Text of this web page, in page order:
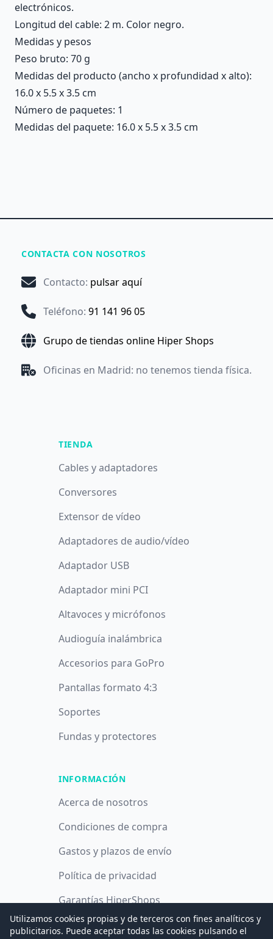
electrónicos.
Longitud del cable: 2 m. Color negro.
Medidas y pesos
Peso bruto: 70 g
Medidas del producto (ancho x profundidad x alto):
16.0 x 5.5 x 3.5 cm
Número de paquetes: 1
Medidas del paquete: 16.0 x 5.5 x 3.5 cm
CONTACTA CON NOSOTROS
Contacto: pulsar aquí
Teléfono: 91 141 96 05
Grupo de tiendas online Hiper Shops
Oficinas en Madrid: no tenemos tienda física.
TIENDA
Cables y adaptadores
Conversores
Extensor de vídeo
Adaptadores de audio/vídeo
Adaptador USB
Adaptador mini PCI
Altavoces y micrófonos
Audioguía inalámbrica
Accesorios para GoPro
Pantallas formato 4:3
Soportes
Fundas y protectores
INFORMACIÓN
Acerca de nosotros
Condiciones de compra
Gastos y plazos de envío
Política de privacidad
Garantías HiperShops
Política de cookies
Utilizamos cookies propias y de terceros con fines analíticos y
publicitarios. Puede aceptar todas las cookies pulsando el